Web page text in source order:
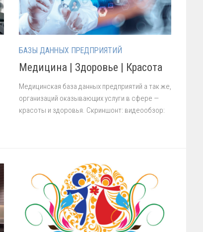
БАЗЫ ДАННЫХ ПРЕДПРИЯТИЙ
Медицина | Здоровье | Красота
Медицинская база данных предприятий а так же,
организаций оказывающих услуги в сфере —
красоты и здоровья. Скриншонт: видеообзор: